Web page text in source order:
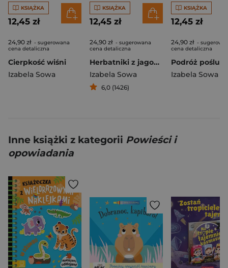
KSIĄŻKA
12,45 zł
24,90 zł - sugerowana
cena detaliczna
Cierpkość wiśni
Izabela Sowa
KSIĄŻKA
12,45 zł
24,90 zł - sugerowana
cena detaliczna
Herbatniki z jagodami
Izabela Sowa
6,0 (1426)
KSIĄŻKA
12,45 zł
24,90 zł -
cena detaliczna
Podróż
Izabela Sowa
Inne książki z kategorii Powieści i
opowiadania